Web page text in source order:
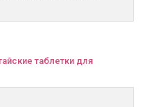
таблетки для